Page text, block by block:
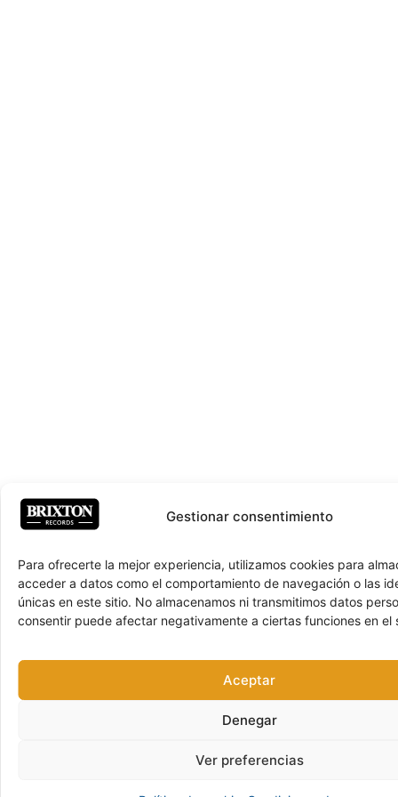
Gestionar consentimiento
Para ofrecerte la mejor experiencia, utilizamos cookies para
acceder a datos como el comportamiento de navegación o las
únicas en este sitio. No almacenamos ni transmitimos datos
consentir puede afectar negativamente a ciertas funciones en el
Aceptar
Denegar
Ver preferencias